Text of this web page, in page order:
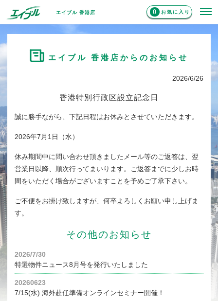
エイブル 香港店 0 お気に入り
エイブル 香港店からのお知らせ
2026/6/26
香港特別行政区設立記念日
誠に勝手ながら、下記日程はお休みとさせていただきます。
2026年7月1日（水）
休み期間中に問い合わせ頂きましたメール等のご返答は、翌
営業日以降、順次行ってまいります。ご返答までに少しお時
間をいただく場合がございますことを予めご了承下さい。
ご不便をお掛け致しますが、何卒よろしくお願い申し上げま
す。
その他のお知らせ
2026/7/30
特選物件ニュース8月号を発行いたしました
20260623
7/15(水) 海外赴任準備オンラインセミナー開催！